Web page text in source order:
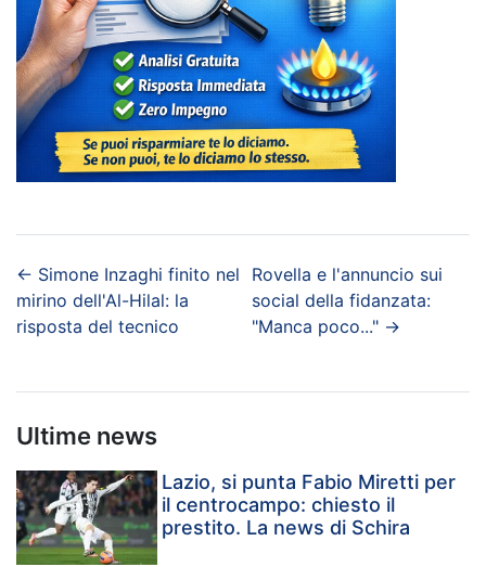
← Simone Inzaghi finito nel
mirino dell'Al-Hilal: la
risposta del tecnico
Rovella e l'annuncio sui
social della fidanzata:
"Manca poco..."→
Ultime news
Lazio, si punta Fabio Miretti per
il centrocampo: chiesto il
prestito. La news di Schira